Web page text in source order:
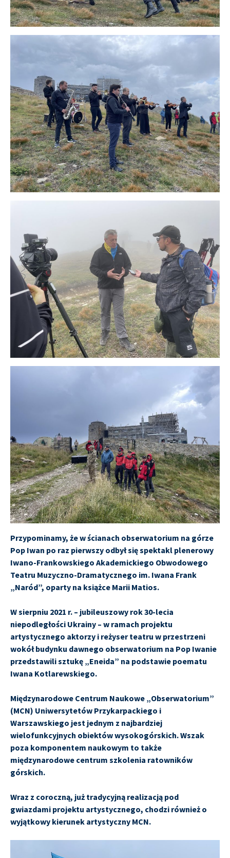
Przypominamy, że w ścianach obserwatorium na górze
Pop Iwan po raz pierwszy odbył się spektakl plenerowy
Iwano-Frankowskiego Akademickiego Obwodowego
Teatru Muzyczno-Dramatycznego im. Iwana Frank
„Naród”, oparty na książce Marii Matios.
W sierpniu 2021 r. – jubileuszowy rok 30-lecia
niepodległości Ukrainy – w ramach projektu
artystycznego aktorzy i reżyser teatru w przestrzeni
wokół budynku dawnego obserwatorium na Pop Iwanie
przedstawili sztukę „Eneida” na podstawie poematu
Iwana Kotlarewskiego.
Międzynarodowe Centrum Naukowe „Obserwatorium”
(MCN) Uniwersytetów Przykarpackiego i
Warszawskiego jest jednym z najbardziej
wielofunkcyjnych obiektów wysokogórskich. Wszak
poza komponentem naukowym to także
międzynarodowe centrum szkolenia ratowników
górskich.
Wraz z coroczną, już tradycyjną realizacją pod
gwiazdami projektu artystycznego, chodzi również o
wyjątkowy kierunek artystyczny MCN.